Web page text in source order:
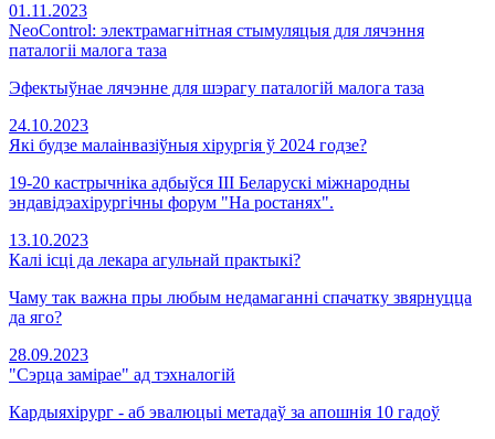
01.11.2023
NeoControl: электрамагнітная стымуляцыя для лячэння
паталогіі малога таза
Эфектыўнае лячэнне для шэрагу паталогій малога таза
24.10.2023
Які будзе малаінвазіўныя хірургія ў 2024 годзе?
19-20 кастрычніка адбыўся III Беларускі міжнародны
эндавідэахірургічны форум "На ростанях".
13.10.2023
Калі ісці да лекара агульнай практыкі?
Чаму так важна пры любым недамаганні спачатку звярнуцца
да яго?
28.09.2023
"Сэрца замірае" ад тэхналогій
Кардыяхірург - аб эвалюцыі метадаў за апошнія 10 гадоў